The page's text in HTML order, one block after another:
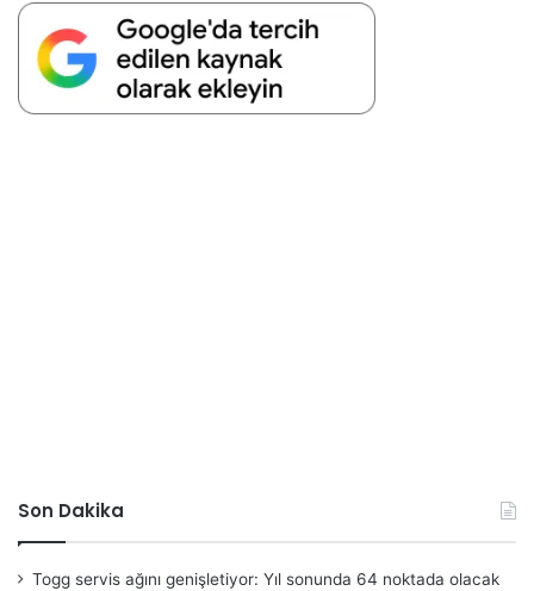
Son Dakika
Togg servis ağını genişletiyor: Yıl sonunda 64 noktada olacak